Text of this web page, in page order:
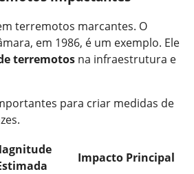
terremotos marcantes. O
em 1986, é um exemplo. Ele
terremotos na infraestrutura e
para criar medidas de
Impacto Principal